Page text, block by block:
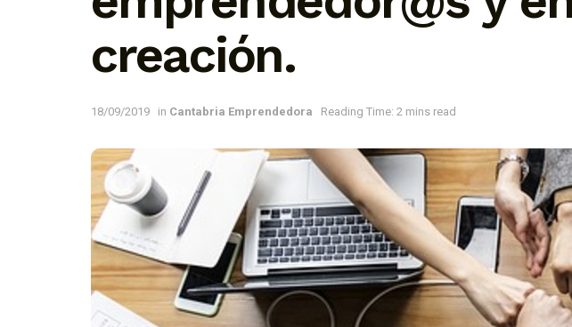
creación.
18/09/2019 in Cantabria Emprendedora Reading Time: 2 mins read